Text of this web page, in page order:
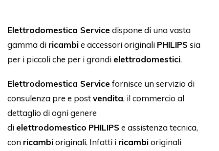
Elettrodomestica Servicedispone di una vasta
gamma di ricambie accessori originali PHILIPS sia
per i piccoli che per i grandi elettrodomestici.
Elettrodomestica Servicefornisce un servizio di
consulenza pre e postvendita, il commercio al
dettaglio di ogni genere
di elettrodomestico PHILIPS e assistenza tecnica,
con ricambioriginali. Infatti i ricambioriginali